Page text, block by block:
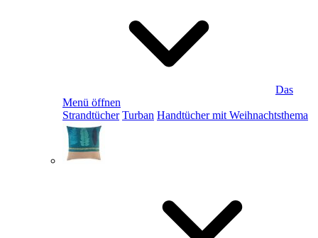
Das
Menü öffnen
Strandtücher Turban Handtücher mit Weihnachtsthema